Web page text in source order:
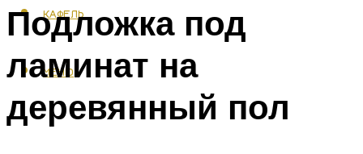
КАФЕЛЬ
МЕНЮ
Подложка под
ламинат на
деревянный пол